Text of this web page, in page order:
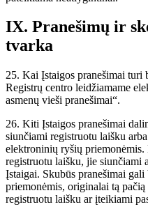
IX. Pranešimų ir
tvarka
25. Kai Įstaigos pranešimai
Registrų centro leidžiamame
asmenų vieši pranešimai“.
26. Kiti Įstaigos pranešimai
siunčiami registruotu laišku
elektroninių ryšių
registruotu laišku, jie siunčiami
Įstaigai. Skubūs pranešimai
priemonėmis, originalai tą
registruotu laišku ar įteikiami